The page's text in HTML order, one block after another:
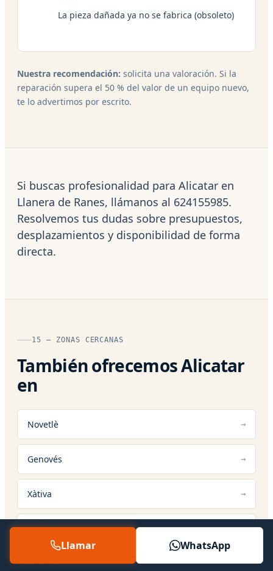
La pieza dañada ya no se fabrica (obsoleto)
Nuestra recomendación: solicita una valoración. Si la
reparación supera el 50 % del valor de un equipo nuevo,
te lo advertimos por escrito.
Si buscas profesionalidad para Alicatar en
Llanera de Ranes, llámanos al 624155985.
Resolvemos tus dudas sobre presupuestos,
desplazamientos y disponibilidad de forma
directa.
15 — ZONAS CERCANAS
También ofrecemos Alicatar
en
Novetlè
Genovés
Xàtiva
Barxeta
Canals
Llamar WhatsApp